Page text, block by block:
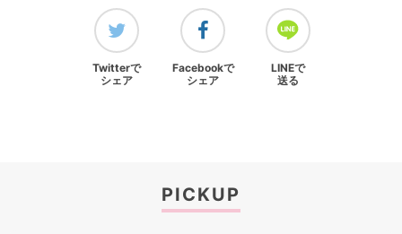
Twitterで
シェア
Facebookで
シェア
LINEで
送る
PICKUP